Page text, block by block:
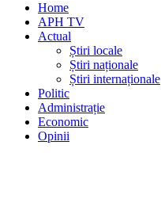
Home
APH TV
Actual
Știri locale
Știri naționale
Știri internaționale
Politic
Administrație
Economic
Opinii